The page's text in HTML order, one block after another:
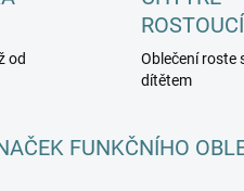
od
Oblečení roste
dítětem
FUNKČNÍHO